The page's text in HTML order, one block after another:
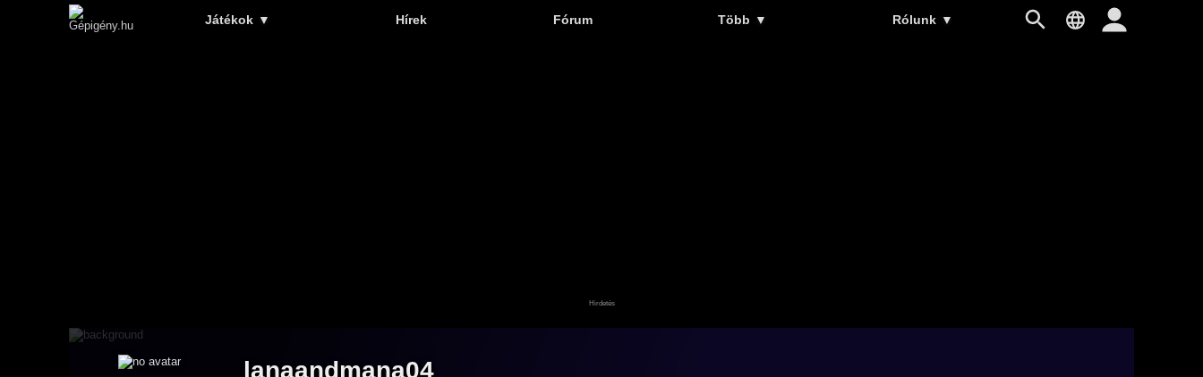
Játékok ▼ Hírek Fórum Több ▼ Rólunk ▼
lanaandmana04